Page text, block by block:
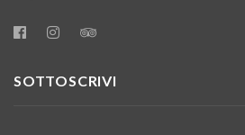
SOTTOSCRIVI